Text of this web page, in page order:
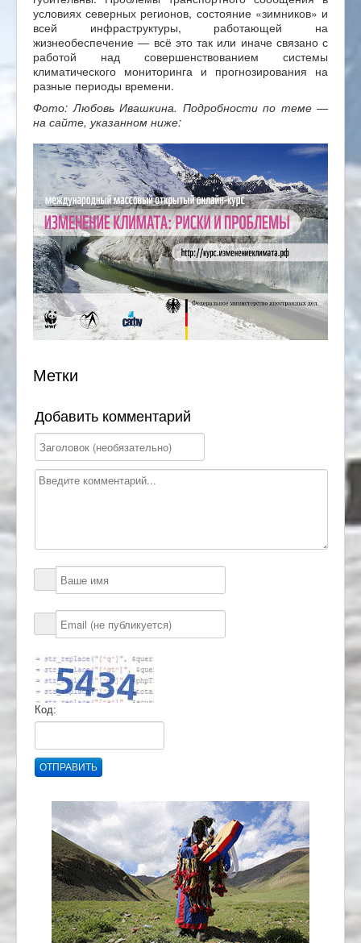
условиях северных регионов, состояние «зимников» и
всей инфраструктуры, работающей на
жизнеобеспечение — всё это так или иначе связано с
работой над совершенствованием системы
климатического мониторинга и прогнозирования на
разные периоды времени.
Фото: Любовь Ивашкина. Подробности по теме —
на сайте, указанном ниже:
Метки
Добавить комментарий
Код:
ОТПРАВИТЬ